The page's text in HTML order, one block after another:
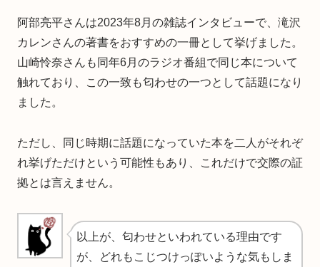
阿部亮平さんは2023年8月の雑誌インタビューで、滝沢
カレンさんの著書をおすすめの一冊として挙げました。
山崎怜奈さんも同年6月のラジオ番組で同じ本について
触れており、この一致も匂わせの一つとして話題になり
ました。
ただし、同じ時期に話題になっていた本を二人がそれぞ
れ挙げただけという可能性もあり、これだけで交際の証
拠とは言えません。
以上が、匂わせといわれている理由です
が、どれもこじつけっぽいような気もしま